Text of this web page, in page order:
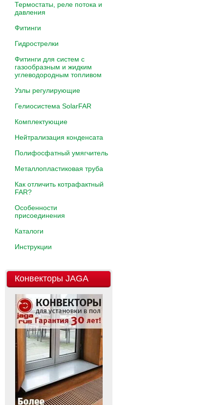
Термостаты, реле потока и
давления
Фитинги
Гидрострелки
Фитинги для систем с
газообразным и жидким
углеводородным топливом
Узлы регулирующие
Гелиосистема SolarFAR
Комплектующие
Нейтрализация конденсата
Полифосфатный умягчитель
Металлопластиковая труба
Как отличить котрафактный
FAR?
Особенности
присоединения
Каталоги
Инструкции
Конвекторы JAGA